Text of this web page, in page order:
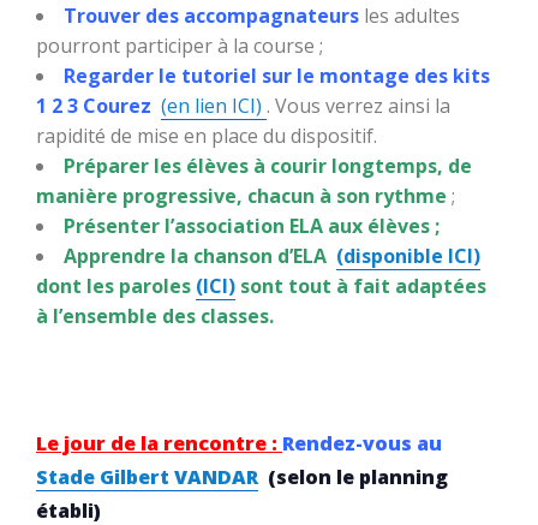
Trouver des accompagnateurs les adultes
pourront participer à la course ;
Regarder le tutoriel sur le montage des kits
1 2 3 Courez (en lien ICI) . Vous verrez ainsi la
rapidité de mise en place du dispositif.
Préparer les élèves à courir longtemps, de
manière progressive, chacun à son rythme ;
Présenter l’association ELA aux élèves ;
Apprendre la chanson d’ELA (disponible ICI)
dont les paroles (ICI) sont tout à fait adaptées
à l’ensemble des classes.
Le jour de la rencontre : Rendez-vous au
Stade Gilbert VANDAR (selon le planning
établi)